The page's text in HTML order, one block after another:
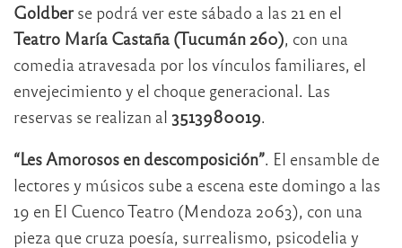
Goldber se podrá ver este sábado a las 21 en el
Teatro María Castaña (Tucumán 260), con una
comedia atravesada por los vínculos familiares, el
envejecimiento y el choque generacional. Las
reservas se realizan al 3513980019.
“Les Amorosos en descomposición”. El ensamble de
lectores y músicos sube a escena este domingo a las
19 en El Cuenco Teatro (Mendoza 2063), con una
pieza que cruza poesía, surrealismo, psicodelia y